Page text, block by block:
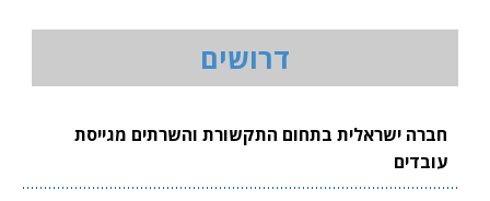
דרושים
חברה ישראלית בתחום התקשורת והשרתים מגייסת
עובדים